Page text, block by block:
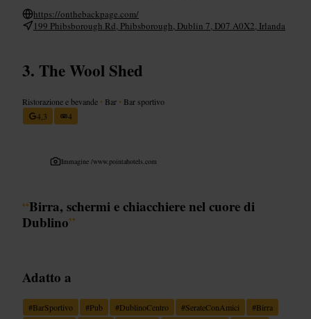
https://onthebackpage.com/
199 Phibsborough Rd, Phibsborough, Dublin 7, D07 A0X2, Irlanda
The Wool Shed
Ristorazione e bevande • Bar • Bar sportivo
4,3
4
Immagine /www.pointahotels.com
“Birra, schermi e chiacchiere nel cuore di
Dublino”
Adatto a
#BarSportivo #Pub #DublinoCentro #SerateConAmici #Birra